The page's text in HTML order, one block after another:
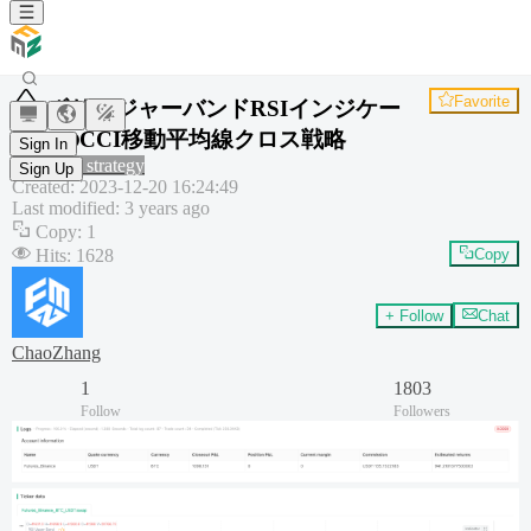
Sign In
Sign Up
ボリンジャーバンドRSIインジケー
ターのCCI移動平均線クロス戦略
Favorite
Common strategy
Created:2023-12-20 16:24:49
Last modified: 3 years ago
Copy: 1
Hits: 1628 Copy
ChaoZhang
+ Follow Chat
1
Follow
1803
Followers